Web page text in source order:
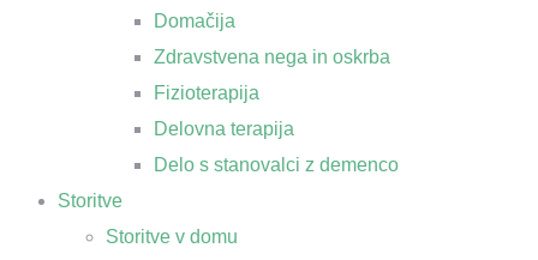
Domačija
Zdravstvena nega in oskrba
Fizioterapija
Delovna terapija
Delo s stanovalci z demenco
Storitve
Storitve v domu